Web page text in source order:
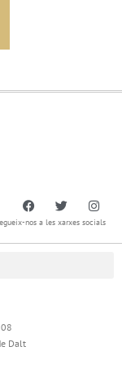
nos a les xarxes socials
Dalt